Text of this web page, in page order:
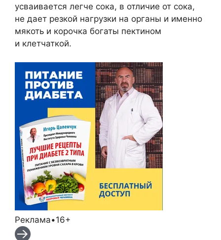
усваивается легче сока, в отличие от сока,
не дает резкой нагрузки на органы и именно
мякоть и корочка богаты пектином
и клетчаткой.
Реклама•16+